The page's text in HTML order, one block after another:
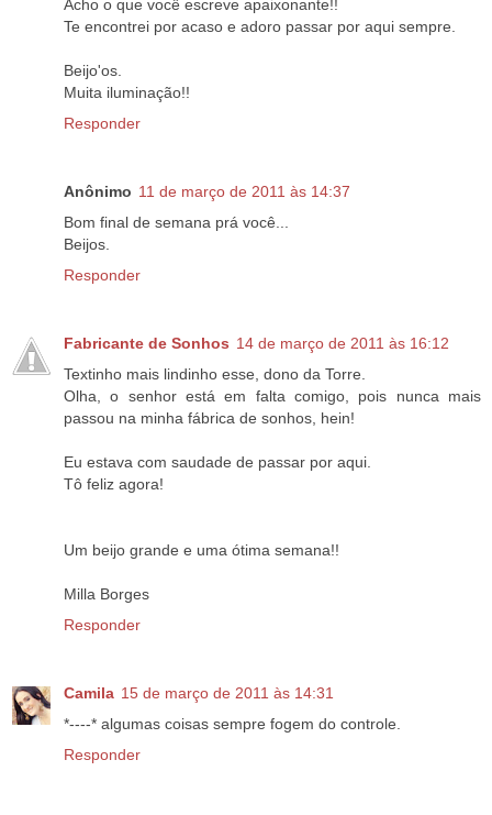
Acho o que você escreve apaixonante!!
Te encontrei por acaso e adoro passar por aqui sempre.
Beijo'os.
Muita iluminação!!
Responder
Anônimo 11 de março de 2011 às 14:37
Bom final de semana prá você...
Beijos.
Responder
Fabricante de Sonhos 14 de março de 2011 às 16:12
Textinho mais lindinho esse, dono da Torre.
Olha, o senhor está em falta comigo, pois nunca mais
passou na minha fábrica de sonhos, hein!
Eu estava com saudade de passar por aqui.
Tô feliz agora!
Um beijo grande e uma ótima semana!!
Milla Borges
Responder
Camila 15 de março de 2011 às 14:31
*----* algumas coisas sempre fogem do controle.
Responder